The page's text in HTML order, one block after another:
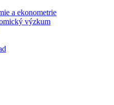
a ekonometrie
výzkum